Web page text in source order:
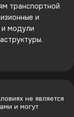
транспортной
и
модули
не является
и могут